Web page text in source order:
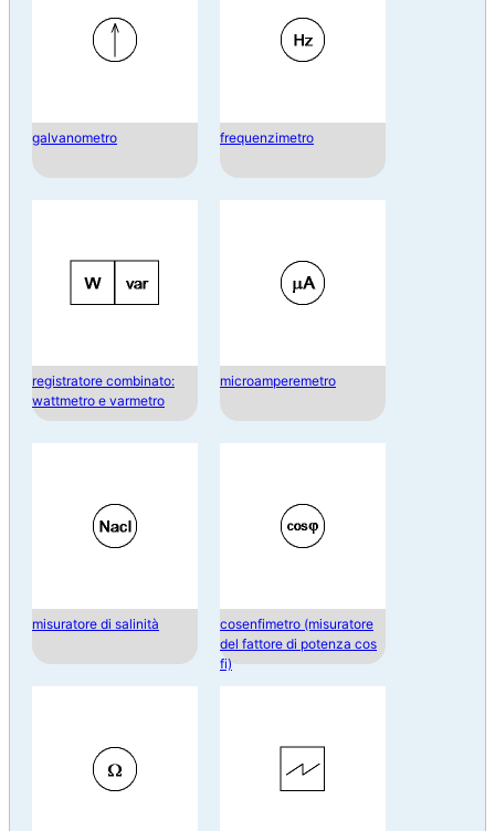
galvanometro frequenzimetro
registratore combinato:
wattmetro e varmetro
microamperemetro
misuratore di salinità
cosenfimetro (misuratore
del fattore di potenza cos
fi)